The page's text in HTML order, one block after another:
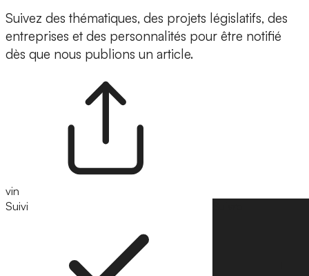
Suivez des thématiques, des projets législatifs, des
entreprises et des personnalités pour être notifié
dès que nous publions un article.
vin
Suivi